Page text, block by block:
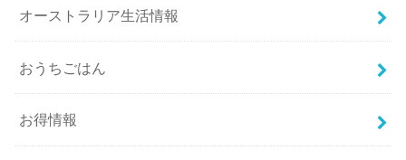
オーストラリア生活情報
おうちごはん
お得情報